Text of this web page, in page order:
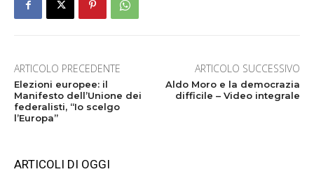
ARTICOLO PRECEDENTE
Elezioni europee: il
Manifesto dell’Unione dei
federalisti, “Io scelgo
l’Europa”
ARTICOLO SUCCESSIVO
Aldo Moro e la democrazia
difficile – Video integrale
ARTICOLI DI OGGI